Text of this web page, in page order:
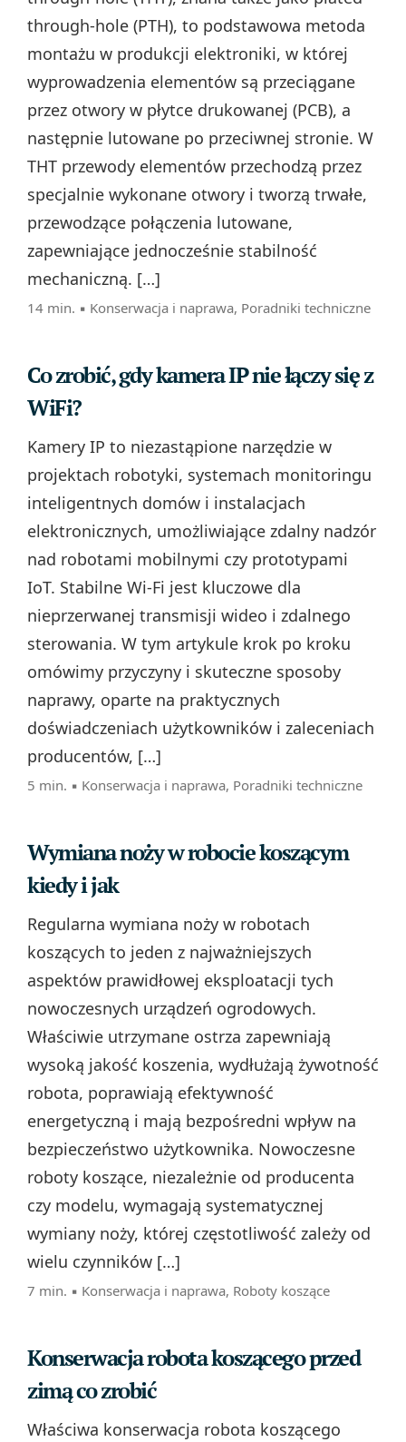
through-hole (PTH), to podstawowa metoda
montażu w produkcji elektroniki, w której
wyprowadzenia elementów są przeciągane
przez otwory w płytce drukowanej (PCB), a
następnie lutowane po przeciwnej stronie. W
THT przewody elementów przechodzą przez
specjalnie wykonane otwory i tworzą trwałe,
przewodzące połączenia lutowane,
zapewniające jednocześnie stabilność
mechaniczną. […]
14 min. ▪ Konserwacja i naprawa, Poradniki techniczne
Co zrobić, gdy kamera IP nie łączy się z
WiFi?
Kamery IP to niezastąpione narzędzie w
projektach robotyki, systemach monitoringu
inteligentnych domów i instalacjach
elektronicznych, umożliwiające zdalny nadzór
nad robotami mobilnymi czy prototypami
IoT. Stabilne Wi‑Fi jest kluczowe dla
nieprzerwanej transmisji wideo i zdalnego
sterowania. W tym artykule krok po kroku
omówimy przyczyny i skuteczne sposoby
naprawy, oparte na praktycznych
doświadczeniach użytkowników i zaleceniach
producentów, […]
5 min. ▪ Konserwacja i naprawa, Poradniki techniczne
Wymiana noży w robocie koszącym
kiedy i jak
Regularna wymiana noży w robotach
koszących to jeden z najważniejszych
aspektów prawidłowej eksploatacji tych
nowoczesnych urządzeń ogrodowych.
Właściwie utrzymane ostrza zapewniają
wysoką jakość koszenia, wydłużają żywotność
robota, poprawiają efektywność
energetyczną i mają bezpośredni wpływ na
bezpieczeństwo użytkownika. Nowoczesne
roboty koszące, niezależnie od producenta
czy modelu, wymagają systematycznej
wymiany noży, której częstotliwość zależy od
wielu czynników […]
7 min. ▪ Konserwacja i naprawa, Roboty koszące
Konserwacja robota koszącego przed
zimą co zrobić
Właściwa konserwacja robota koszącego